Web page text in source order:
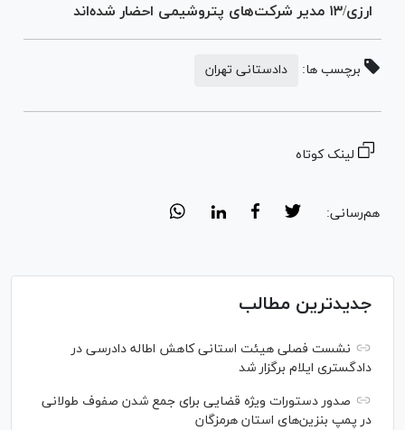
ارزی/۱۳ مدیر شرکت‌های پتروشیمی احضار شده‌اند
برچسب ها: دادستانی تهران
لینک کوتاه
هم‌رسانی:
جدیدترین مطالب
نشست فصلی هیئت استانی کاهش اطاله دادرسی در
دادگستری ایلام برگزار شد
صدور دستورات ویژه قضایی برای جمع شدن صفوف طولانی
در پمپ بنزین‌های استان هرمزگان